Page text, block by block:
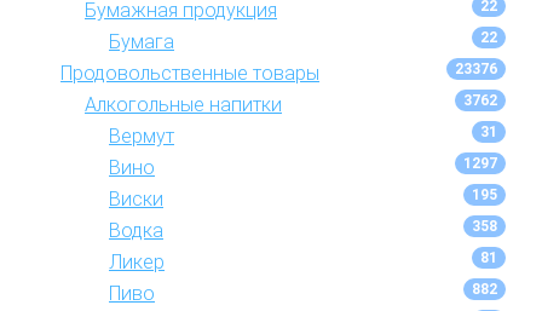
Бумажная продукция 22
Бумага 22
Продовольственные товары 23376
Алкогольные напитки 3762
Вермут 31
Вино 1297
Виски 195
Водка 358
Ликер 81
Пиво 882